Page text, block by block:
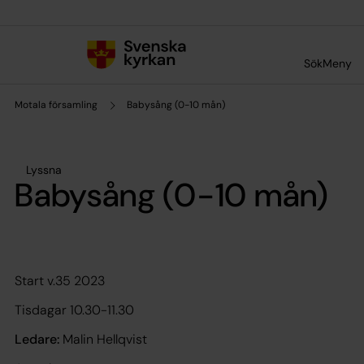
SökMeny
Motala församling Babysång (0-10 mån)
Lyssna
Babysång (0-10 mån)
Start v.35 2023
Tisdagar 10.30-11.30
Ledare: Malin Hellqvist